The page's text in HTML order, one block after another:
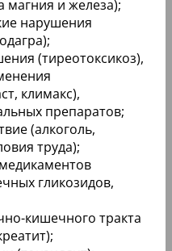
магния и железа);
нарушения
(тиреотоксикоз),
климакс),
препаратов;
(алкоголь,
труда);
гликозидов,
кишечного тракта